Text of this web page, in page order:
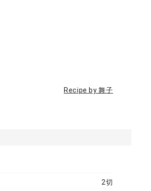
Recipe by 舞子
2切